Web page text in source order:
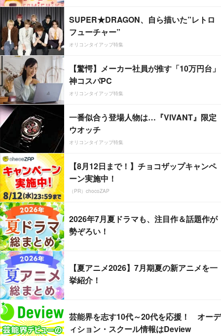
SUPER★DRAGON、自ら描いた”レトロ
フューチャー”
オリコンタイアップ特集
【驚愕】メーカー社員が推す「10万円台」
神コスパPC
オリコンタイアップ特集
一番似合う登場人物は…『VIVANT』限定
ウオッチ
オリコンタイアップ特集
【8月12日まで！】チョコザップキャンペ
ーン実施中！
（PR）chocoZAP
2026年7月夏ドラマも、注目作＆話題作が
勢ぞろい！
【夏アニメ2026】7月期夏の新アニメを一
挙紹介！
芸能界を志す10代～20代を応援！ オーデ
ィション・スクール情報はDeview